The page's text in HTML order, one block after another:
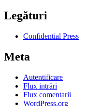
Legături
Confidential Press
Meta
Autentificare
Flux intrări
Flux comentarii
WordPress.org